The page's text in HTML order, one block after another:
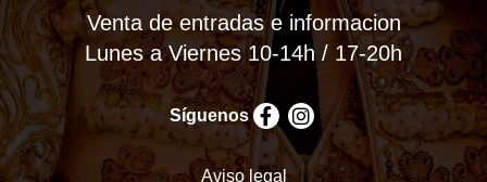
Venta de entradas e informacion
Lunes a Viernes 10-14h / 17-20h
Síguenos
Aviso legal